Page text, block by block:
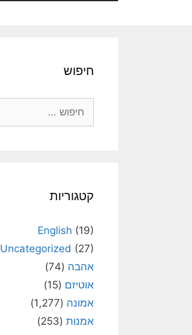
חיפוש
קטגוריות
English (19)
Uncategorized (27)
אהבה (74)
אוטיזם (15)
אמונה (1,277)
אמנות (253)